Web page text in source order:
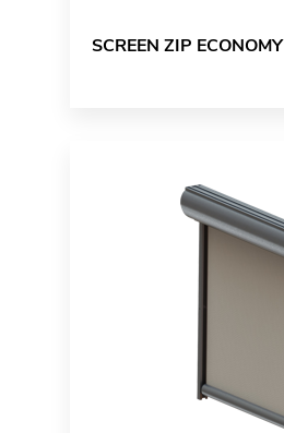
SCREEN ZIP ECONOMY